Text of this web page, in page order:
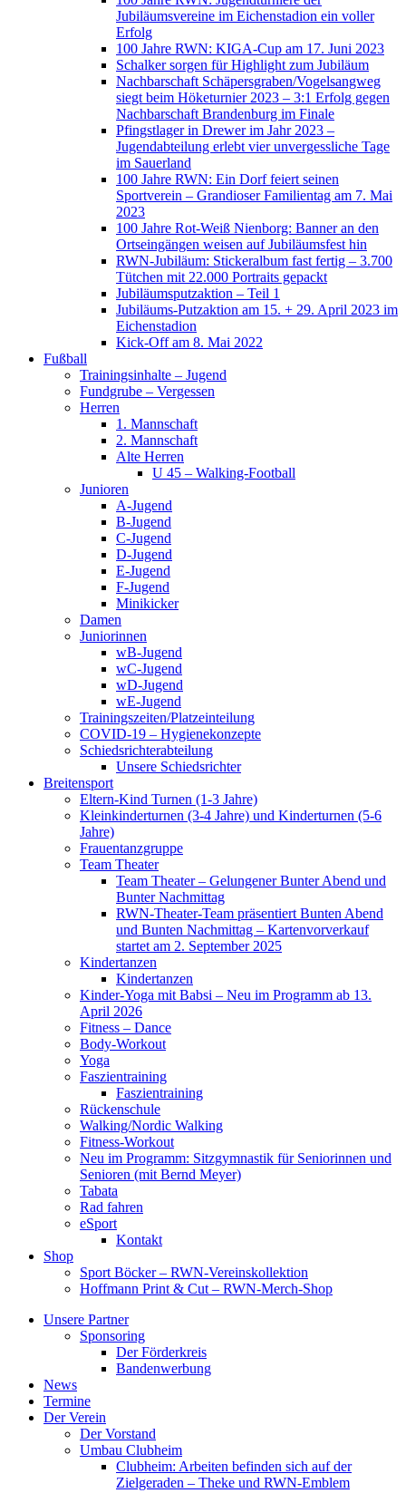
Jubiläumsvereine im Eichenstadion ein voller
Erfolg
100 Jahre RWN: KIGA-Cup am 17. Juni 2023
Schalker sorgen für Highlight zum Jubiläum
Nachbarschaft Schäpersgraben/Vogelsangweg
siegt beim Höketurnier 2023 – 3:1 Erfolg gegen
Nachbarschaft Brandenburg im Finale
Pfingstlager in Drewer im Jahr 2023 –
Jugendabteilung erlebt vier unvergessliche Tage
im Sauerland
100 Jahre RWN: Ein Dorf feiert seinen
Sportverein – Grandioser Familientag am 7. Mai
2023
100 Jahre Rot-Weiß Nienborg: Banner an den
Ortseingängen weisen auf Jubiläumsfest hin
RWN-Jubiläum: Stickeralbum fast fertig – 3.700
Tütchen mit 22.000 Portraits gepackt
Jubiläumsputzaktion – Teil 1
Jubiläums-Putzaktion am 15. + 29. April 2023 im
Eichenstadion
Kick-Off am 8. Mai 2022
Fußball
Trainingsinhalte – Jugend
Fundgrube – Vergessen
Herren
1. Mannschaft
2. Mannschaft
Alte Herren
U 45 – Walking-Football
Junioren
A-Jugend
B-Jugend
C-Jugend
D-Jugend
E-Jugend
F-Jugend
Minikicker
Damen
Juniorinnen
wB-Jugend
wC-Jugend
wD-Jugend
wE-Jugend
Trainingszeiten/Platzeinteilung
COVID-19 – Hygienekonzepte
Schiedsrichterabteilung
Unsere Schiedsrichter
Breitensport
Eltern-Kind Turnen (1-3 Jahre)
Kleinkinderturnen (3-4 Jahre) und Kinderturnen (5-6
Jahre)
Frauentanzgruppe
Team Theater
Team Theater – Gelungener Bunter Abend und
Bunter Nachmittag
RWN-Theater-Team präsentiert Bunten Abend
und Bunten Nachmittag – Kartenvorverkauf
startet am 2. September 2025
Kindertanzen
Kindertanzen
Kinder-Yoga mit Babsi – Neu im Programm ab 13.
April 2026
Fitness – Dance
Body-Workout
Yoga
Faszientraining
Faszientraining
Rückenschule
Walking/Nordic Walking
Fitness-Workout
Neu im Programm: Sitzgymnastik für Seniorinnen und
Senioren (mit Bernd Meyer)
Tabata
Rad fahren
eSport
Kontakt
Shop
Sport Böcker – RWN-Vereinskollektion
Hoffmann Print & Cut – RWN-Merch-Shop
Unsere Partner
Sponsoring
Der Förderkreis
Bandenwerbung
News
Termine
Der Verein
Der Vorstand
Umbau Clubheim
Clubheim: Arbeiten befinden sich auf der
Zielgeraden – Theke und RWN-Emblem